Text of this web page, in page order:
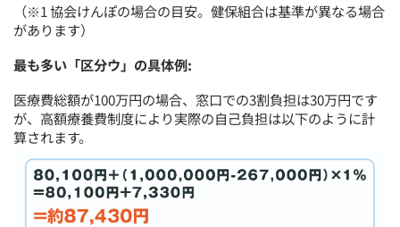
（※1 協会けんぽの場合の目安。健保組合は基準が異なる場合
があります）
最も多い「区分ウ」の具体例:
医療費総額が100万円の場合、窓口での3割負担は30万円です
が、高額療養費制度により実際の自己負担は以下のように計
算されます。